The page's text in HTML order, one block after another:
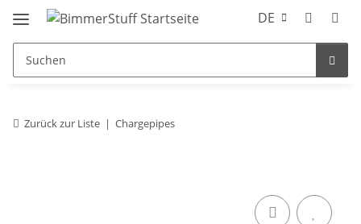
DE
Zurück zur Liste Chargepipes